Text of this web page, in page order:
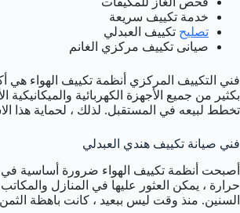
خدمة تكييف سريعة
تصليح تكييف العبدلي
صيانى تكييف مركزي الغانم
فني التكييف المركزي أنظمة تكييف الهواء هي
بكثير من جميع الأجهزة الكهربائية
تخطط لبيعه في المستقبل. لذلك ، لحماية هذا
فني صيانة تكييف هندي العبدلي
أصبحت أنظمة تكييف الهواء ضرورة أساسية في
حرارة ، يمكن العثور عليها في المنازل
السنين. منذ وقت ليس ببعيد ، كانت باهظة